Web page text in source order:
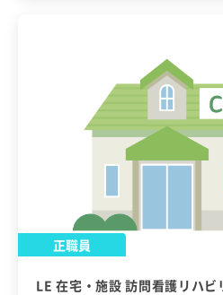
正職員
LE 在宅・施設 訪問看護リハ